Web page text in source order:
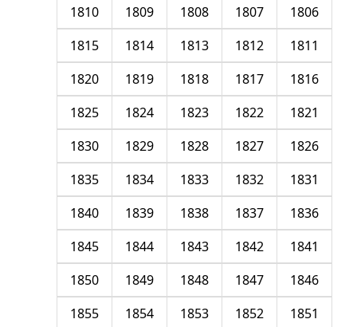
1806
1807
1808
1809
1810
1811
1812
1813
1814
1815
1816
1817
1818
1819
1820
1821
1822
1823
1824
1825
1826
1827
1828
1829
1830
1831
1832
1833
1834
1835
1836
1837
1838
1839
1840
1841
1842
1843
1844
1845
1846
1847
1848
1849
1850
1851
1852
1853
1854
1855